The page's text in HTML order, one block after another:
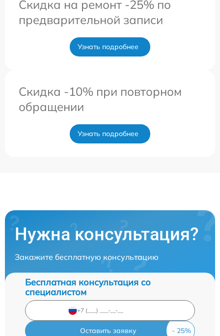
Скидка на ремонт -25% по
предварительной записи
Узнать подробнее
Скидка -10% при повторном
обращении
Узнать подробнее
Нужна консультация?
Закажите бесплатную консультацию
Бесплатная консультация со
специалистом
Оставить заявку